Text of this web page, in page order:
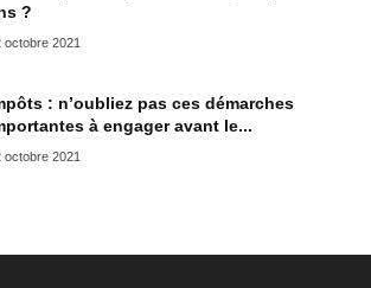
?
octobre 2021
: n’oubliez pas ces démarches
à engager avant le...
octobre 2021